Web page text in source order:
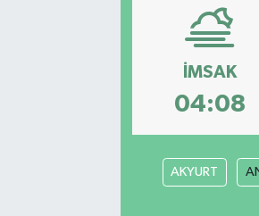
İMSAK
04:08
AKYURT